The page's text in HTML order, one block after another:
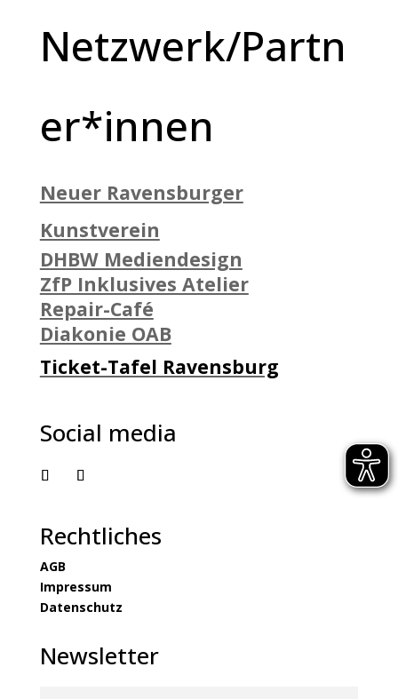
Netzwerk/Partn
er*innen
Neuer Ravensburger
Kunstverein
DHBW Mediendesign
ZfP Inklusives Atelier
Repair-Café
Diakonie OAB
Ticket-Tafel Ravensburg
Social media
Rechtliches
AGB
Impressum
Datenschutz
Newsletter